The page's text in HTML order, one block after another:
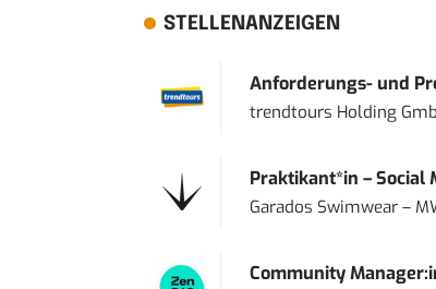
STELLENANZEIGEN
Anforderungs- und
trendtours Holding
Praktikant*in – Social
Garados Swimwear –
Community